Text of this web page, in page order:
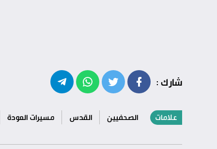
شارك :
علامات الصحفيين القدس مسيرات العودة